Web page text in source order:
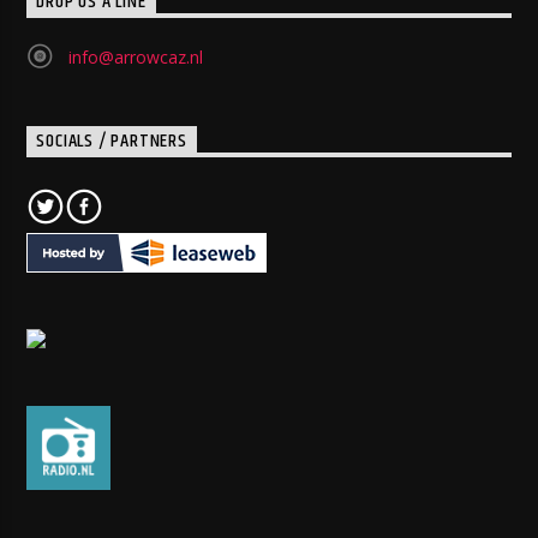
info@arrowcaz.nl
SOCIALS / PARTNERS